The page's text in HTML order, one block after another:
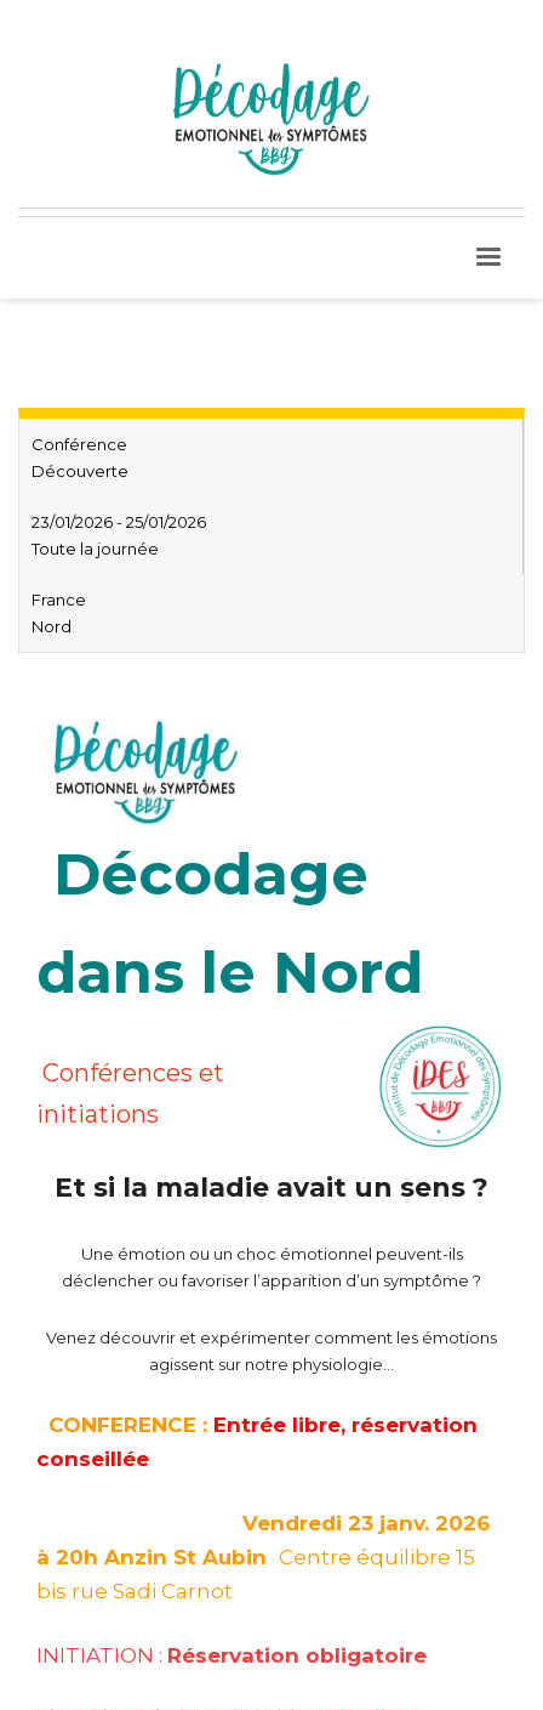
Conférence
Découverte
23/01/2026 - 25/01/2026
Toute la journée
France
Nord
Décodage
dans le Nord
Conférences et
initiations
Et si la maladie avait un sens ?
Une émotion ou un choc émotionnel peuvent-ils
déclencher ou favoriser l’apparition d’un symptôme ?
Venez découvrir et expérimenter comment les émotions
agissent sur notre physiologie…
CONFERENCE : Entrée libre, réservation
conseillée
Vendredi 23 janv. 2026
à 20h Anzin St Aubin Centre équilibre 15
bis rue Sadi Carnot
INITIATION : Réservation obligatoire